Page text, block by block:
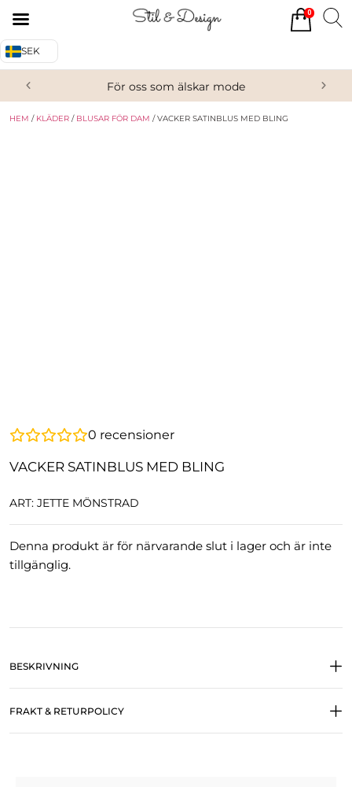
SEK
För oss som älskar mode
HEM / KLÄDER / BLUSAR FÖR DAM / VACKER SATINBLUS MED BLING
0 recensioner
VACKER SATINBLUS MED BLING
ART: JETTE MÖNSTRAD
Denna produkt är för närvarande slut i lager och är inte
tillgänglig.
BESKRIVNING
FRAKT & RETURPOLICY
0
Alla produkter
Om oss